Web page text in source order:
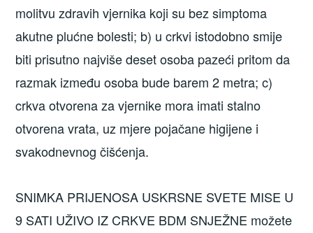
molitvu zdravih vjernika koji su bez simptoma
akutne plućne bolesti; b) u crkvi istodobno smije
biti prisutno najviše deset osoba pazeći pritom da
razmak između osoba bude barem 2 metra; c)
crkva otvorena za vjernike mora imati stalno
otvorena vrata, uz mjere pojačane higijene i
svakodnevnog čišćenja.
SNIMKA PRIJENOSA USKRSNE SVETE MISE U
9 SATI UŽIVO IZ CRKVE BDM SNJEŽNE možete